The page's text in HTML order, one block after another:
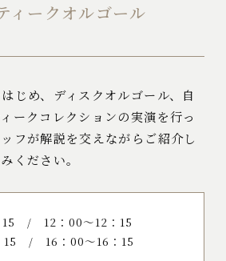
ィークオルゴール
じめ、ディスクオルゴール、自
ークコレクションの実演を行っ
フが解説を交えながらご紹介し
ください。
/ 12：00～12：15
15 / 16：00～16：15